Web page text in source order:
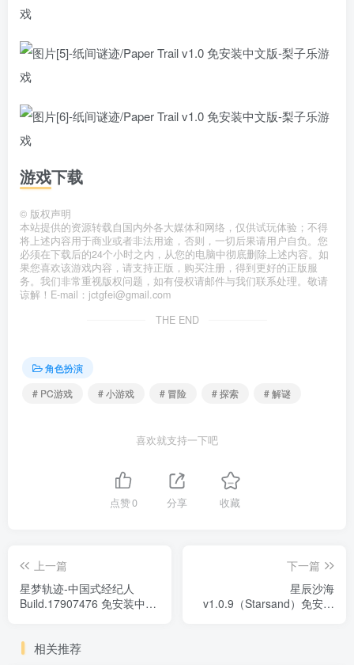
游戏下载
© 版权声明
本站提供的资源转载自国内外各大媒体和网络，仅供试玩体验；不得
将上述内容用于商业或者非法用途，否则，一切后果请用户自负。您
必须在下载后的24个小时之内，从您的电脑中彻底删除上述内容。如
果您喜欢该游戏内容，请支持正版，购买注册，得到更好的正版服
务。我们非常重视版权问题，如有侵权请邮件与我们联系处理。敬请
谅解！E-mail：jctgfei@gmail.com
THE END
角色扮演
# PC游戏
# 小游戏 # 冒险 # 探索 # 解谜
喜欢就支持一下吧
点赞0 分享 收藏
上一篇
星梦轨迹-中国式经纪人
Build.17907476 免安装中文
下一篇
星辰沙海
v1.0.9（Starsand）免安装
相关推荐